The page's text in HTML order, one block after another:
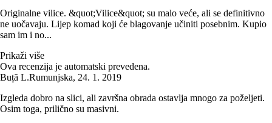
Originalne vilice. &quot;Vilice&quot; su malo veće, ali se definitivno
ne uočavaju. Lijep komad koji će blagovanje učiniti posebnim. Kupio
sam im i no...
Prikaži više
Ova recenzija je automatski prevedena.
Buță L.Rumunjska, 24. 1. 2019
Izgleda dobro na slici, ali završna obrada ostavlja mnogo za poželjeti.
Osim toga, prilično su masivni.